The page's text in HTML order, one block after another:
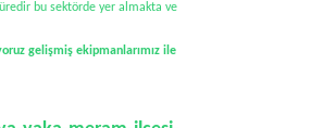
bu sektörde yer almakta ve
gelişmiş ekipmanlarımız ile